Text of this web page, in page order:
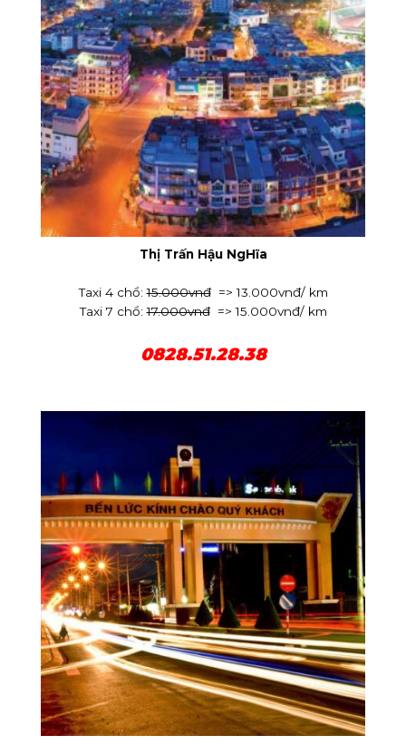
Thị Trấn Hậu NgHĩa
Taxi 4 chổ:15.000vnđ=> 13.000vnđ/ km
Taxi 7 chổ:17.000vnđ=> 15.000vnđ/ km
0828.51.28.38